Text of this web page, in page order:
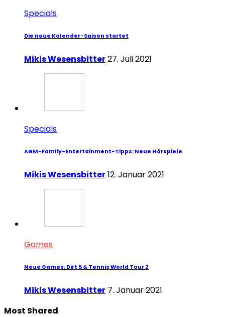
Specials
Die neue Kalender-Saison startet
Mikis Wesensbitter27. Juli 2021
Specials
AGM-Family-Entertainment-Tipps: Neue Hörspiele
Mikis Wesensbitter12. Januar 2021
Games
Neue Games: Dirt 5 & Tennis World Tour 2
Mikis Wesensbitter 7. Januar 2021
Most Shared